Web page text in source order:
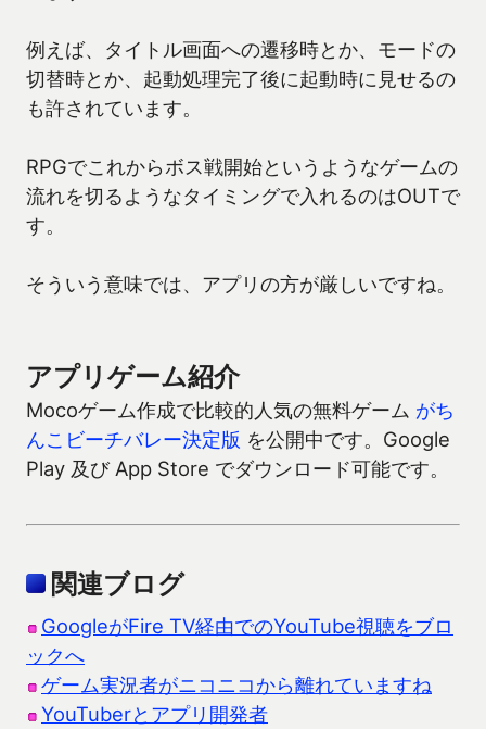
例えば、タイトル画面への遷移時とか、モードの
切替時とか、起動処理完了後に起動時に見せるの
も許されています。
RPGでこれからボス戦開始というようなゲームの
流れを切るようなタイミングで入れるのはOUTで
す。
そういう意味では、アプリの方が厳しいですね。
アプリゲーム紹介
Mocoゲーム作成で比較的人気の無料ゲーム がち
んこビーチバレー決定版 を公開中です。Google
Play 及び App Store でダウンロード可能です。
関連ブログ
GoogleがFire TV経由でのYouTube視聴をブロ
ックへ
ゲーム実況者がニコニコから離れていますね
YouTuberとアプリ開発者